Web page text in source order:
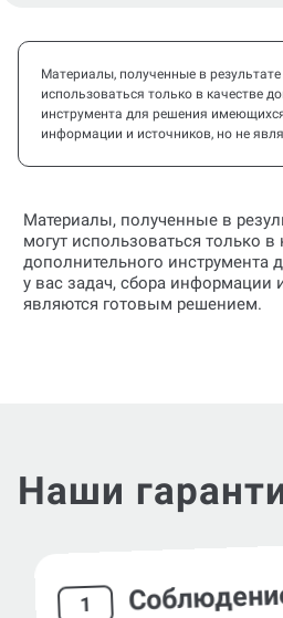
Материалы, полученные в результате
использоваться только в качестве
инструмента для решения
информации и источников, но не
Материалы, полученные в
могут использоваться только в
дополнительного
у вас задач, сбора информации
являются готовым решением.
Наши
1